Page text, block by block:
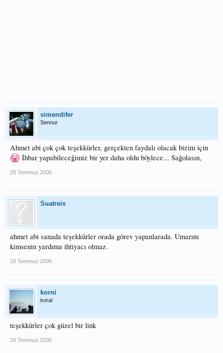
simendifer
Sennur
Ahmet abi çok çok teşekkürler, gerçekten faydalı olacak bizim için
İhbar yapabileceğimiz bir yer daha oldu böylece... Sağolasın,
28 Temmuz 2006
Suatreis
ahmet abi sanada teşekkürler orada görev yapanlarada. Umarım
kimsenin yardıma ihtiyacı olmaz.
28 Temmuz 2006
korni
koral
teşekkürler çok güzel bir link
28 Temmuz 2006